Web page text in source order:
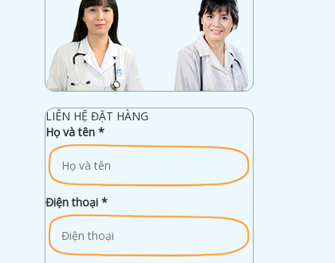
LIÊN HỆ ĐẶT HÀNG
Họ và tên *
Điện thoại *